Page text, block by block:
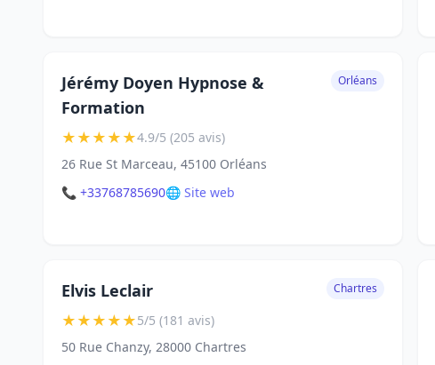
Jérémy Doyen Hypnose &
Formation
Orléans
★★★★★4.9/5 (205 avis)
26 Rue St Marceau, 45100 Orléans
📞 +33768785690🌐 Site web
Elvis Leclair Chartres
★★★★★5/5 (181 avis)
50 Rue Chanzy, 28000 Chartres